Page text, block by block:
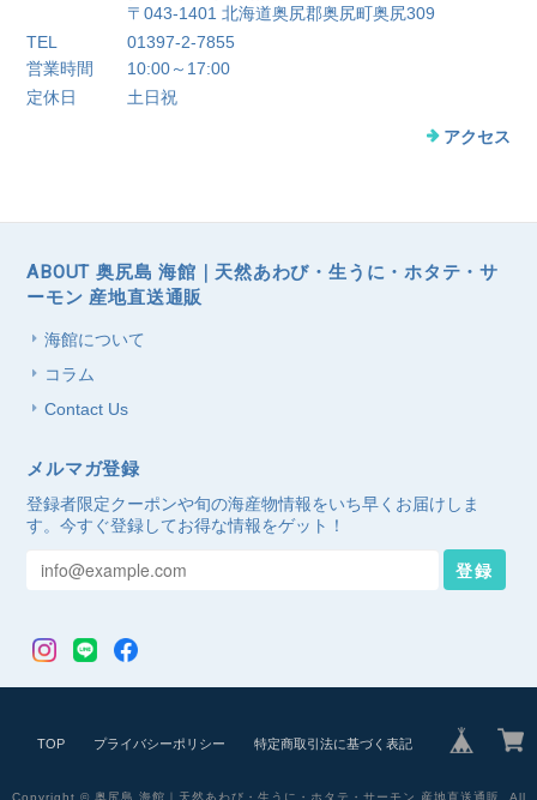
〒043-1401 北海道奥尻郡奥尻町奥尻309
TEL
01397-2-7855
営業時間
10:00～17:00
定休日
土日祝
アクセス
ABOUT 奥尻島 海館｜天然あわび・生うに・ホタテ・サ
ーモン 産地直送通販
海館について
コラム
Contact Us
メルマガ登録
登録者限定クーポンや旬の海産物情報をいち早くお届けしま
す。今すぐ登録してお得な情報をゲット！
登録
TOP プライバシーポリシー 特定商取引法に基づく表記